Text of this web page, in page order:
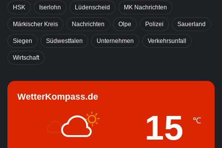
HSK Iserlohn Lüdenscheid MK Nachrichten
Märkischer Kreis Nachrichten Olpe Polizei Sauerland
Siegen Südwestfalen Unternehmen Verkehrsunfall
Wirtschaft
WetterKompass.de
15 ℃